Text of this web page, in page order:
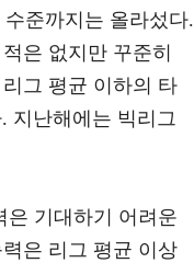
준까지는 올라섰다.
은 없지만 꾸준히
그 평균 이하의 타
지난해에는 빅리그
은 기대하기 어려운
은 리그 평균 이상